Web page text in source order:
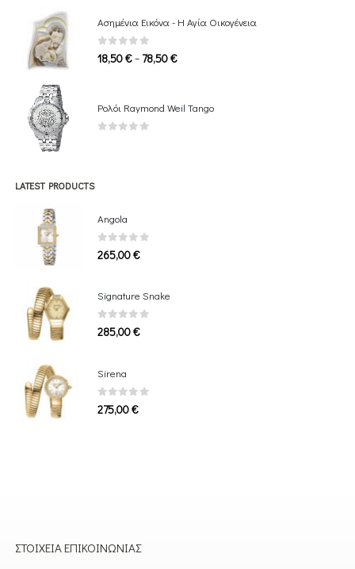
Ασημένια Εικόνα - Η Αγία Οικογένεια
0out of 5
18,50€– 78,50€Price
through
Ρολόι Raymond Weil Tango
LATEST PRODUCTS
Angola
0 out of 5
265,00€
Signature Snake
0out of 5
285,00€
Sirena
0out of 5
275,00€
ΣΤΟΙΧΕΊΑ ΕΠΙΚΟΙΝΩΝΊΑΣ